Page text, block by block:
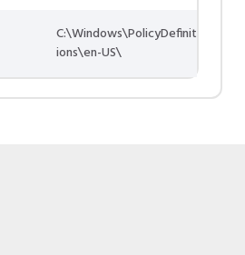
C:\Windows\PolicyDefinit
ions\en-US\